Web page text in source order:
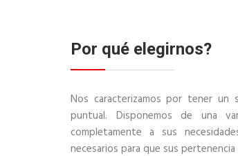
Por qué elegirnos?
Nos caracterizamos por tener un
puntual. Disponemos de una
completamente a sus
necesarios para que sus pertenencia